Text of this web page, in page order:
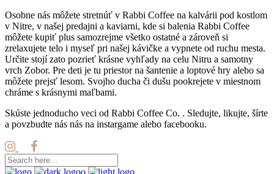
Osobne nás môžete stretnúť v Rabbi Coffee na kalvárii pod kostlom
v Nitre, v našej predajni a kaviarni, kde si balenia Rabbi Coffee
môžete kupiť plus samozrejme všetko ostatné a zároveň si
zrelaxujete telo i myseľ pri našej kávičke a vypnete od ruchu mesta.
Určite stojí zato pozrieť krásne vyhľady na celu Nitru a samotny
vrch Zobor. Pre deti je tu priestor na šantenie a loptové hry alebo sa
môžete prejsť lesom. Svojho ducha či dušu pookrejete v miestnom
chráme s krásnymi maľbami.
Skúste jednoducho veci od Rabbi Coffee Co. . Sledujte, likujte, šírte
a povzbudte nás nás na instargame alebo facebooku.